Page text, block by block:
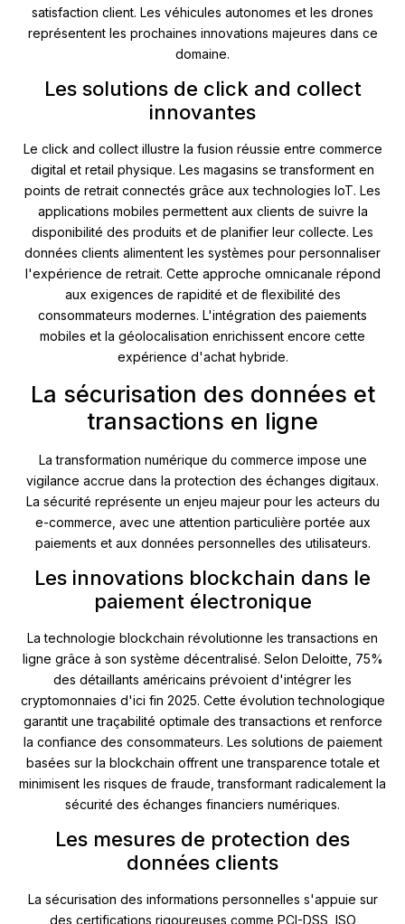
satisfaction client. Les véhicules autonomes et les drones
représentent les prochaines innovations majeures dans ce
domaine.
Les solutions de click and collect
innovantes
Le click and collect illustre la fusion réussie entre commerce
digital et retail physique. Les magasins se transforment en
points de retrait connectés grâce aux technologies IoT. Les
applications mobiles permettent aux clients de suivre la
disponibilité des produits et de planifier leur collecte. Les
données clients alimentent les systèmes pour personnaliser
l'expérience de retrait. Cette approche omnicanale répond
aux exigences de rapidité et de flexibilité des
consommateurs modernes. L'intégration des paiements
mobiles et la géolocalisation enrichissent encore cette
expérience d'achat hybride.
La sécurisation des données et
transactions en ligne
La transformation numérique du commerce impose une
vigilance accrue dans la protection des échanges digitaux.
La sécurité représente un enjeu majeur pour les acteurs du
e-commerce, avec une attention particulière portée aux
paiements et aux données personnelles des utilisateurs.
Les innovations blockchain dans le
paiement électronique
La technologie blockchain révolutionne les transactions en
ligne grâce à son système décentralisé. Selon Deloitte, 75%
des détaillants américains prévoient d'intégrer les
cryptomonnaies d'ici fin 2025. Cette évolution technologique
garantit une traçabilité optimale des transactions et renforce
la confiance des consommateurs. Les solutions de paiement
basées sur la blockchain offrent une transparence totale et
minimisent les risques de fraude, transformant radicalement la
sécurité des échanges financiers numériques.
Les mesures de protection des
données clients
La sécurisation des informations personnelles s'appuie sur
des certifications rigoureuses comme PCI-DSS, ISO